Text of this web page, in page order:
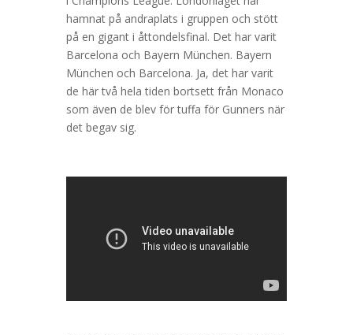
hamnat på andraplats i gruppen och stött
på en gigant i åttondelsfinal. Det har varit
Barcelona och Bayern München. Bayern
München och Barcelona. Ja, det har varit
de här två hela tiden bortsett från Monaco
som även de blev för tuffa för Gunners när
det begav sig.